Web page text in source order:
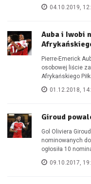
04.10.2019,
Auba i Iwobi
Pierre-Emerick
osobowej liście
Afrykańskiego
01.12.2018,
Giroud
Gol Oliviera
nominowanych
ogłosiła 10
09.10.2017,